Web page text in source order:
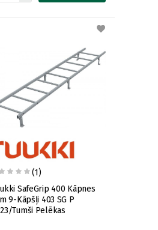
(1)
SafeGrip 400 Kāpnes
9-Kāpšļi 403 SG P
Tumši Pelēkas